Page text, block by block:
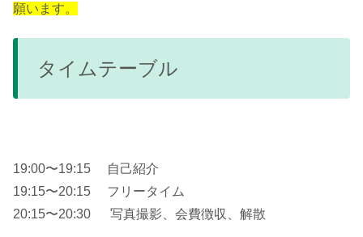
願います。
タイムテーブル
19:00〜19:15 自己紹介
19:15〜20:15 フリータイム
20:15〜20:30 写真撮影、会費徴収、解散